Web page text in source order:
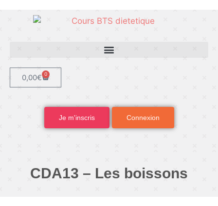
0,00€ 0
Je m'inscris Connexion
CDA13 – Les boissons